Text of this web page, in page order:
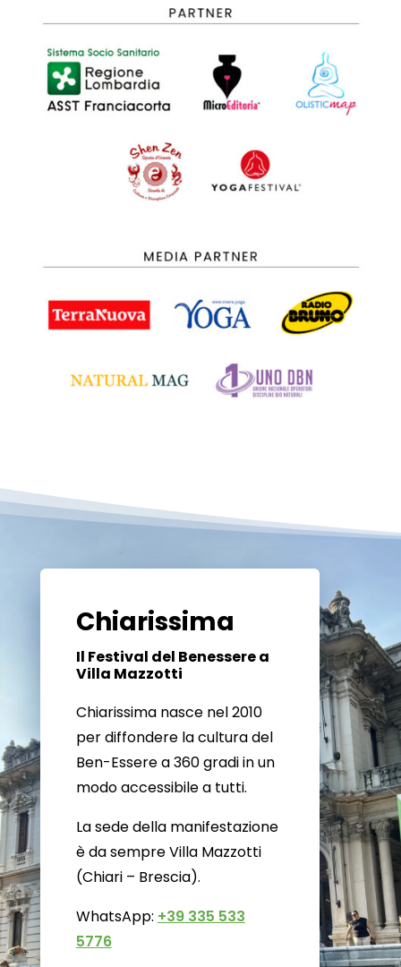
Chiarissima
Il Festival del Benessere a
Villa Mazzotti
Chiarissima nasce nel 2010
per diffondere la cultura del
Ben-Essere a 360 gradi in un
modo accessibile a tutti.
La sede della manifestazione
è da sempre Villa Mazzotti
(Chiari – Brescia).
WhatsApp: +39 335 533
5776